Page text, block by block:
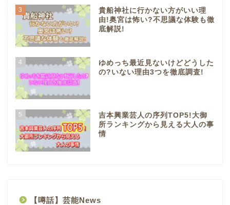
3
貴船神社に行かない方がいい理
由!奥宮は怖い?不思議な体験も徹
底解説!
4
ゆめっち最近見ないけどどうした
の?いない理由3つを徹底調査!
5
吉本興業芸人の序列TOP5!大御
所ランキングから見える大人の事
情
【噂話】芸能News